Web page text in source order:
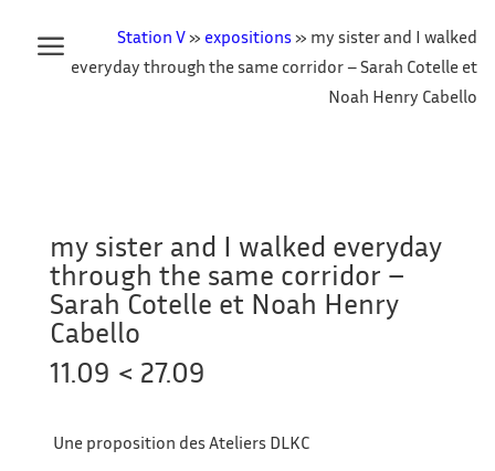
Station V» expositions» my sister and I walked
everyday through the same corridor – Sarah Cotelle et
Noah Henry Cabello
my sister and I walked everyday
through the same corridor –
Sarah Cotelle et Noah Henry
Cabello
11.09 < 27.09
Une proposition des Ateliers DLKC